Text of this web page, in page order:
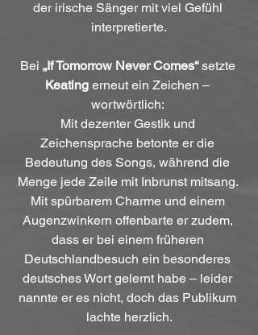
der irische Sänger mit viel Gefühl
interpretierte.
Bei „If Tomorrow Never Comes“ setzte
Keating erneut ein Zeichen –
wortwörtlich:
Mit dezenter Gestik und
Zeichensprache betonte er die
Bedeutung des Songs, während die
Menge jede Zeile mit Inbrunst mitsang.
Mit spürbarem Charme und einem
Augenzwinkern offenbarte er zudem,
dass er bei einem früheren
Deutschlandbesuch ein besonderes
deutsches Wort gelernt habe – leider
nannte er es nicht, doch das Publikum
lachte herzlich.